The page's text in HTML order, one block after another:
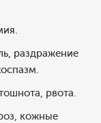
раздражение
рвота.
кожные